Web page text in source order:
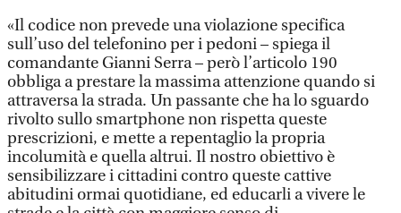
«Il codice non prevede una violazione specifica
sull’uso del telefonino per i pedoni – spiega il
comandante Gianni Serra – però l’articolo 190
obbliga a prestare la massima attenzione quando si
attraversa la strada. Un passante che ha lo sguardo
rivolto sullo smartphone non rispetta queste
prescrizioni, e mette a repentaglio la propria
incolumità e quella altrui. Il nostro obiettivo è
sensibilizzare i cittadini contro queste cattive
abitudini ormai quotidiane, ed educarli a vivere le